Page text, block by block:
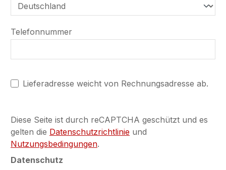
Telefonnummer
Lieferadresse weicht von Rechnungsadresse ab.
Diese Seite ist durch reCAPTCHA geschützt und es
gelten die Datenschutzrichtlinie und
Nutzungsbedingungen.
Datenschutz